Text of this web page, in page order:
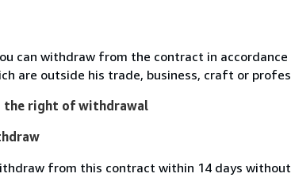
can withdraw from the contract in
are outside his trade, business, craft or
the right of withdrawal
from this contract within 14 days